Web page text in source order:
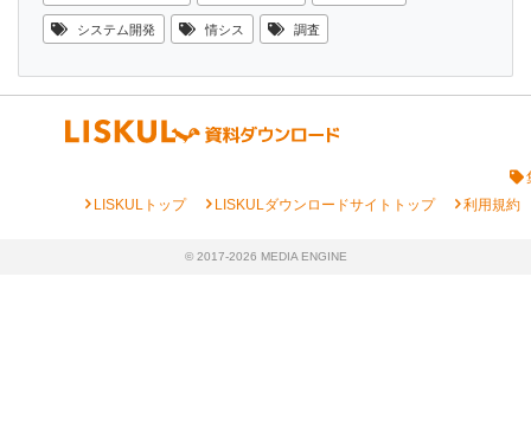
システム開発 情シス 調査
chevron_rightLISKULトップ chevron_rightLISKULダウンロードサイトトップ chevron_right利用規約
© 2017-2026 MEDIA ENGINE